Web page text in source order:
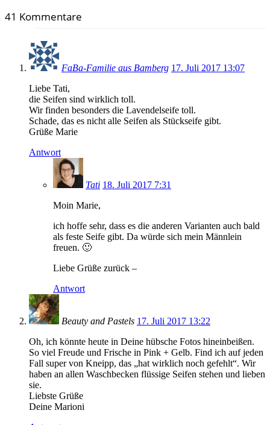
41 Kommentare
FaBa-Familie aus Bamberg 17. Juli 2017 13:07
Liebe Tati,
die Seifen sind wirklich toll.
Wir finden besonders die Lavendelseife toll.
Schade, das es nicht alle Seifen als Stückseife gibt.
Grüße Marie
Antwort
Tati 18. Juli 2017 7:31
Moin Marie,
ich hoffe sehr, dass es die anderen Varianten auch bald
als feste Seife gibt. Da würde sich mein Männlein
freuen. 🙂
Liebe Grüße zurück –
Antwort
Beauty and Pastels 17. Juli 2017 13:22
Oh, ich könnte heute in Deine hübsche Fotos hineinbeißen.
So viel Freude und Frische in Pink + Gelb. Find ich auf jeden
Fall super von Kneipp, das „hat wirklich noch gefehlt“. Wir
haben an allen Waschbecken flüssige Seifen stehen und lieben
sie.
Liebste Grüße
Deine Marioni